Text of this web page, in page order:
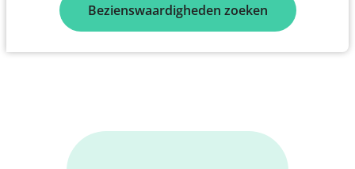
Bezienswaardigheden zoeken